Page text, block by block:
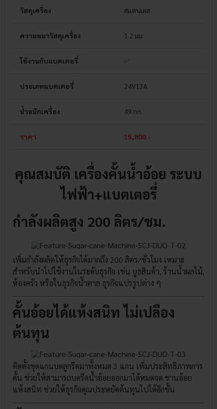
วัสดุเครื่อง สแตนเลส
ความหนาวัสดุเครื่อง 1.2 มม.
ใช้งานกับแบตเตอรี่
ประเภทแบตเตอรี่ 24V13A
น้ำหนักเครื่อง 49 กก.
ราคา 15,800.-
คุณสมบัติ เครื่องคั้นน้ำอ้อย ระบบ
ไฟฟ้า+แบตเตอรี่
กำลังผลิตสูง 200 ลิตร/ชม.
เพิ่มกำลังผลิตให้ธุรกิจได้มากถึง 200 ลิตร/ชั่วโมง เหมาะ
สำหรับนำไปใช้งานในระดับธุรกิจ เช่น บูธสินค้า, ร้านน้ำผลไม้,
ห้องครัว หรือในธุรกิจน้ำตาล ธุรกิจแปรรูปต่าง ๆ
คั้นอ้อยได้แห้งสนิท ไม่เปลือง
ต้นทุน
ติดตั้งชุดแกนบดลูกรีดมาทั้งหมด 3 แกน เพิ่มประสิทธิภาพการ
คั้น ช่วยให้สามารถบดรีดน้ำอ้อยออกมาได้หมดจด ชานอ้อย
แห้งสนิท ช่วยให้ธุรกิจคุณประหยัดต้นทุนไปได้อีกขั้น